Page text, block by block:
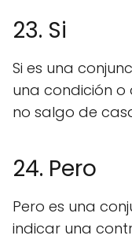
23. Si
Si es una
una condición o
no salgo de
24. Pero
Pero es una
indicar una